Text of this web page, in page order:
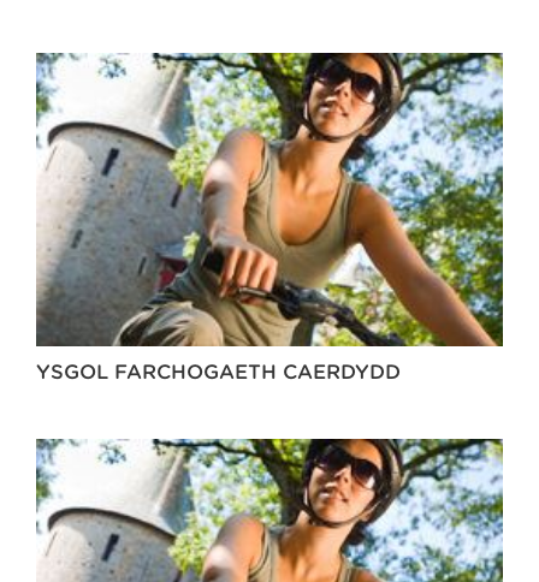
YSGOL FARCHOGAETH CAERDYDD